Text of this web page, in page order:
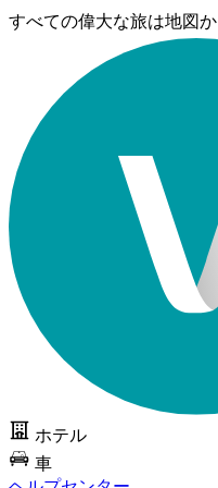
すべての偉大な旅は地図
ホテル
車